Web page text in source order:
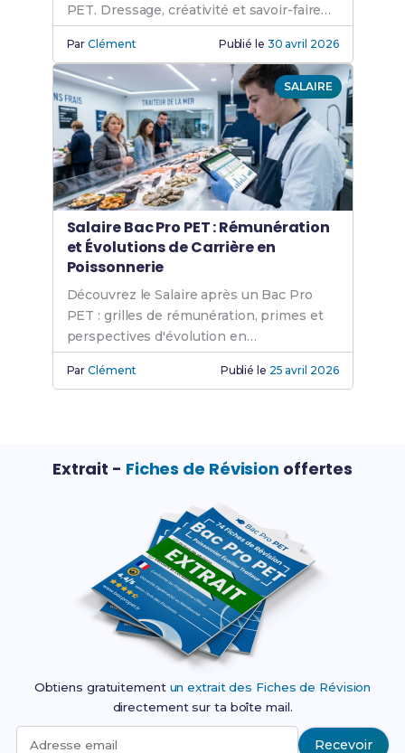
PET. Dressage, créativité et savoir-faire
de traiteur.
ParClément Publié le 30 avril 2026
SALAIRE
Salaire Bac Pro PET : Rémunération
et Évolutions de Carrière en
Poissonnerie
Découvrez le Salaire après un Bac Pro
PET : grilles de rémunération, primes et
perspectives d'évolution en
poissonnerie-traiteur.
ParClément Publié le 25 avril 2026
Extrait - Fiches de Révision offertes
Obtiens gratuitement un extrait des Fiches de Révision
directement sur ta boîte mail.
Adresse email Recevoir